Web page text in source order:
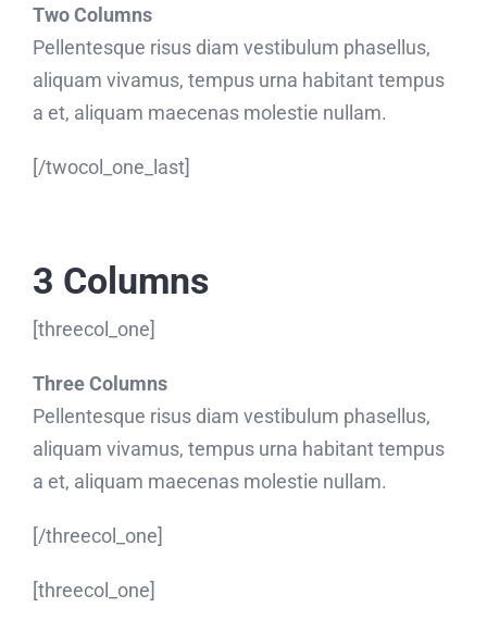
Two Columns
Pellentesque risus diam vestibulum phasellus,
aliquam vivamus, tempus urna habitant tempus
a et, aliquam maecenas molestie nullam.
[/twocol_one_last]
3 Columns
[threecol_one]
Three Columns
Pellentesque risus diam vestibulum phasellus,
aliquam vivamus, tempus urna habitant tempus
a et, aliquam maecenas molestie nullam.
[/threecol_one]
[threecol_one]